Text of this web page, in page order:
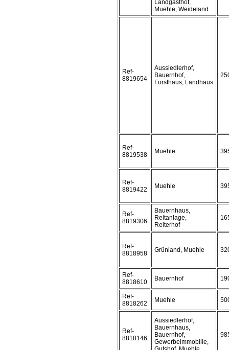
Landgasthof,
Muehle, Weideland
Ref-
8819654
Aussiedlerhof,
Bauernhof,
Forsthaus, Landhaus
Ref-
8819538
Muehle
Ref-
8819422
Muehle
Ref-
8819306
Bauernhaus,
Reitanlage,
Reiterhof
Ref-
8818958
Grünland, Muehle
Ref-
8818610
Bauernhof
Ref-
8818262
Muehle
Ref-
8818146
Aussiedlerhof,
Bauernhaus,
Bauernhof,
Gewerbeimmobilie,